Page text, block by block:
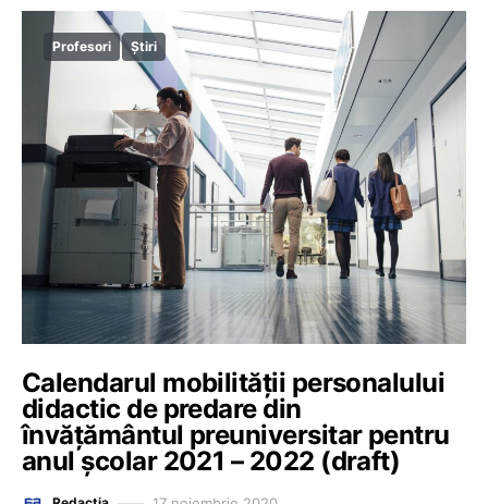
Profesori Știri
Calendarul mobilității personalului
didactic de predare din
învățământul preuniversitar pentru
anul școlar 2021 – 2022 (draft)